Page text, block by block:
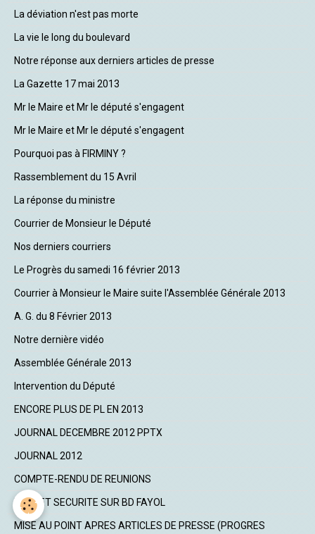
La déviation n'est pas morte
La vie le long du boulevard
Notre réponse aux derniers articles de presse
La Gazette 17 mai 2013
Mr le Maire et Mr le député s'engagent
Mr le Maire et Mr le député s'engagent
Pourquoi pas à FIRMINY ?
Rassemblement du 15 Avril
La réponse du ministre
Courrier de Monsieur le Député
Nos derniers courriers
Le Progrès du samedi 16 février 2013
Courrier à Monsieur le Maire suite l'Assemblée Générale 2013
A. G. du 8 Février 2013
Notre dernière vidéo
Assemblée Générale 2013
Intervention du Député
ENCORE PLUS DE PL EN 2013
JOURNAL DECEMBRE 2012 PPTX
JOURNAL 2012
COMPTE-RENDU DE REUNIONS
PROJET SECURITE SUR BD FAYOL
MISE AU POINT APRES ARTICLES DE PRESSE (PROGRES